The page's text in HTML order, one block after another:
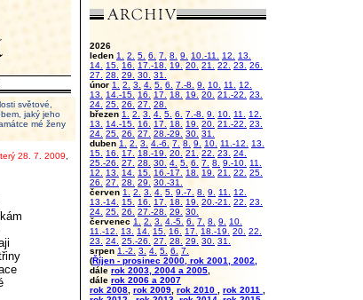
2026
leden 1. 2. 5. 6. 7. 8. 9. 10.-11. 12.
13.
14.
15. 16. 17.-18. 19. 20. 21. 22. 23.
26.
27.
28. 29. 30. 31.
únor 1. 2. 3. 4. 5. 6. 7.-8. 9. 10. 11.
12.
13.
14.-15. 16. 17. 18. 19. 20. 21.-22.
23.
24. 25. 26. 27.
28.
březen 1. 2. 3. 4. 5. 6. 7.-8. 9. 10. 11.
12.
13.
14.-15. 16. 17. 18. 19. 20. 21.-22.
23.
24. 25. 26. 27. 28.-29. 30. 31.
duben 1. 2. 3. 4.-6. 7. 8. 9. 10. 11.-12.
13.
15.
16. 17. 18.-19. 20. 21. 22. 23.
24.
25.-26.
27. 28. 30. 4. 5. 6. 7. 8. 9.-10.
11.
12.
13. 14. 15. 16.-17. 18. 19. 21. 22.
25.
26.
27. 28. 29.
30.-31.
červen 1. 2. 3. 4. 5. 9.-7. 8. 9. 11.
12.
13.-14.
15. 16. 17. 18. 19. 20.-21. 22.
23.
24. 25. 26. 27.-28. 29.
30.
červenec 1. 2. 3. 4.-5. 6. 7. 8. 9.
10.
11.-12.
13. 14. 15. 16. 17. 18.-19. 20. 22.
23.
24. 25.-26. 27. 28. 29. 30. 31.
srpen 1.-2. 3. 4. 5. 6. 7.
(Říjen - prosinec 2000, rok 2001, 2002,
dále rok 2003, 2004 a 2005
dále rok 2006 a 2007
rok 2008 rok 2009 rok 2010 rok 2011
světové,
jaký jeho
mé ženy
28. 7. 2009